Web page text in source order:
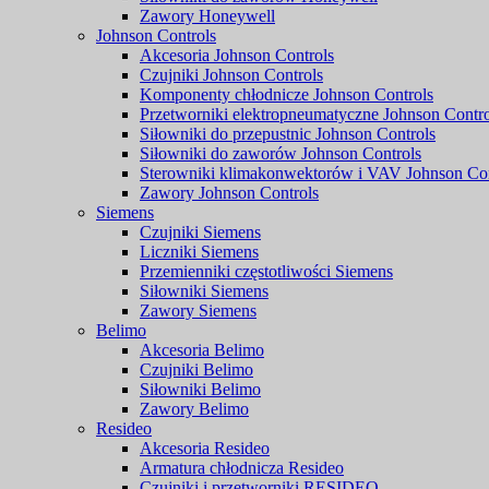
Zawory Honeywell
Johnson Controls
Akcesoria Johnson Controls
Czujniki Johnson Controls
Komponenty chłodnicze Johnson Controls
Przetworniki elektropneumatyczne Johnson
Siłowniki do przepustnic Johnson Controls
Siłowniki do zaworów Johnson Controls
Sterowniki klimakonwektorów i VAV Johnson
Zawory Johnson Controls
Siemens
Czujniki Siemens
Liczniki Siemens
Przemienniki częstotliwości Siemens
Siłowniki Siemens
Zawory Siemens
Belimo
Akcesoria Belimo
Czujniki Belimo
Siłowniki Belimo
Zawory Belimo
Resideo
Akcesoria Resideo
Armatura chłodnicza Resideo